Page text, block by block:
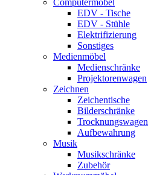
EDV - Tische
EDV - Stühle
Elektrifizierung
Sonstiges
Medienmöbel
Medienschränke
Projektorenwagen
Zeichnen
Zeichentische
Bilderschränke
Trocknungswagen
Aufbewahrung
Musik
Musikschränke
Zubehör